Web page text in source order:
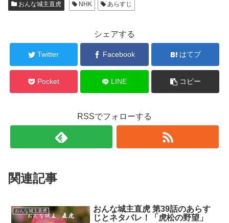
おんな城主直虎 NHK あらすじ
シェアする
Twitter Facebook はてブ
Pocket LINE コピー
RSSでフォローする
関連記事
おんな城主直虎
おんな城主直虎 第39話のあらす
じとネタバレ！「虎松の野望」